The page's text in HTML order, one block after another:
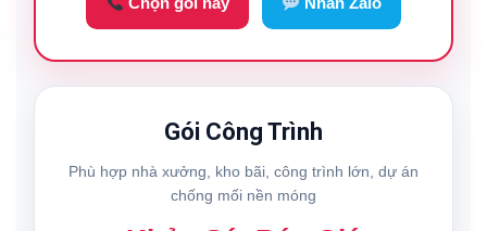
Gói Công Trình
Phù hợp nhà xưởng, kho bãi, công trình lớn, dự án
chống mối nền móng